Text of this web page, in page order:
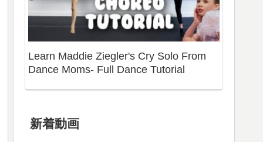
Learn Maddie Ziegler's Cry Solo From
Dance Moms- Full Dance Tutorial
新着動画